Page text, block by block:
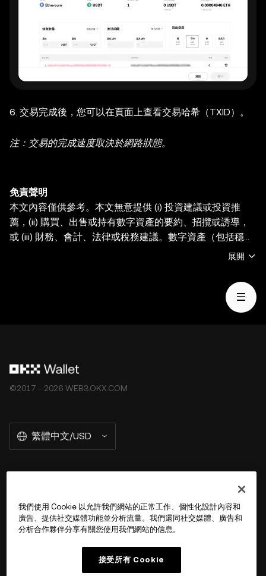
6. 交易完成後，您可以在頁面上查看交易哈希（TXID）。
注：交易的完成速度取決於網路狀態。
免責聲明
本文內容僅供參考。本文無意提供 (i) 投資建議或投資推
薦，(ii) 購買、出售或持有數字資產的要約、招攬或誘導，
或 (iii) 財務、會計、法律或稅務建議。數字資產（包括穩定
幣和 NFT）受市場波動影響， 涉及高風險，並且可能會貶
詢您的法律/稅務/投資專業人士。OKX Web3 錢包僅爲一種
自託管錢包軟件服務，讓您可以發現並與第三方平臺交互，
OKX Web3 錢包無法控制此類第三方平臺的服務，也不對
展開
©2017 - 2026 WEB3.OKX.COM
繁體中文/USD
產品
我們使用 Cookie 以允許我們網站的正常工作、個性化設計內容和
廣告、提供社交媒體功能並分析流量。我們還同社交媒體、廣告和
分析合作夥伴分享有關您使用我們網站的信息。
接受所有 Cookie